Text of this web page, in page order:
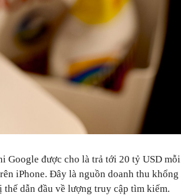
Google được cho là trả tới 20 tỷ USD mỗi
iPhone. Đây là nguồn doanh thu khổng
dẫn đầu về lượng truy cập tìm kiếm.